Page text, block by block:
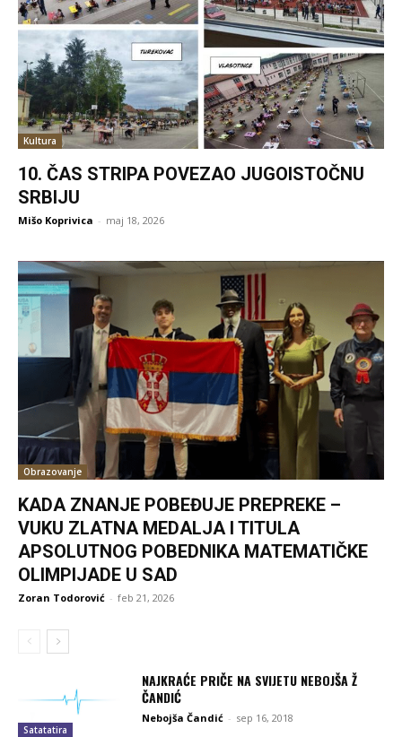
Kultura
10. ČAS STRIPA POVEZAO JUGOISTOČNU
SRBIJU
Mišo Koprivica - maj 18, 2026
Obrazovanje
KADA ZNANJE POBEĐUJE PREPREKE –
VUKU ZLATNA MEDALJA I TITULA
APSOLUTNOG POBEDNIKA MATEMATIČKE
OLIMPIJADE U SAD
Zoran Todorović - feb 21, 2026
Satatatira
NAJKRAĆE PRIČE NA SVIJETU NEBOJŠA Ž
ČANDIĆ
Nebojša Čandić - sep 16, 2018